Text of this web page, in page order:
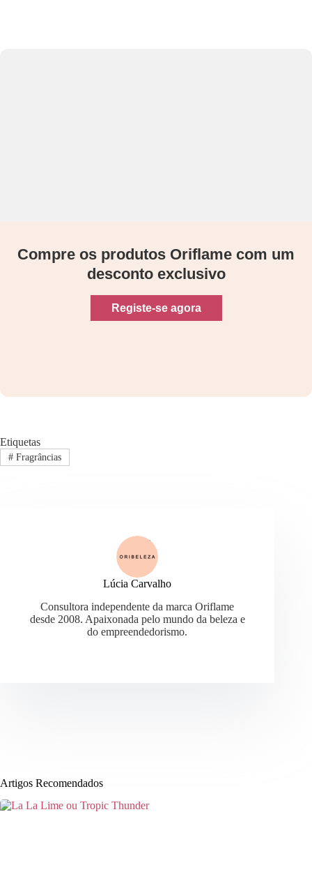
Compre os produtos Oriflame com um
desconto exclusivo
Registe-se agora
Etiquetas
#Fragrâncias
Lúcia Carvalho
Consultora independente da marca Oriflame
desde 2008. Apaixonada pelo mundo da beleza e
do empreendedorismo.
Artigos Recomendados